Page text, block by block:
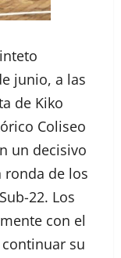
junio, a las
de Kiko
Coliseo
un decisivo
ronda de los
22. Los
con el
su